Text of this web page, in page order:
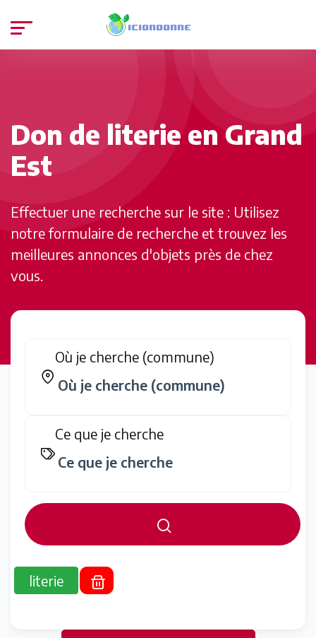
Don de literie en Grand
Est
Effectuer une recherche sur le site : Utilisez
notre formulaire de recherche et trouvez les
meilleures annonces d'objets près de chez
vous.
Où je cherche (commune)
Ce que je cherche
literie